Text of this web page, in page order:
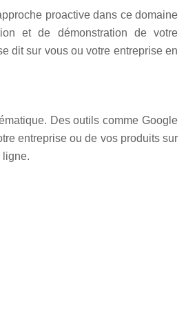
proactive dans ce domaine
et de démonstration de votre
dit sur vous ou votre entreprise en
Des outils comme Google
entreprise ou de vos produits sur
ligne.